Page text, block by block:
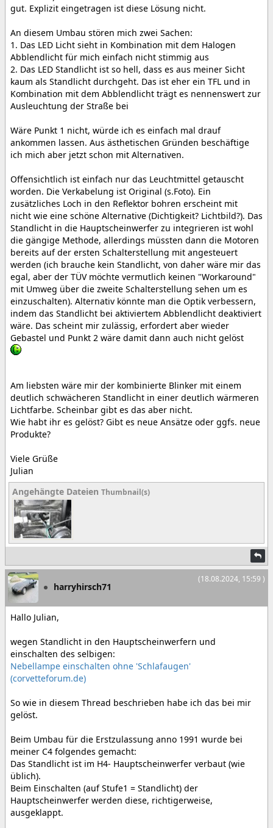
gut. Explizit eingetragen ist diese Lösung nicht.
An diesem Umbau stören mich zwei Sachen:
1. Das LED Licht sieht in Kombination mit dem Halogen
Abblendlicht für mich einfach nicht stimmig aus
2. Das LED Standlicht ist so hell, dass es aus meiner Sicht
kaum als Standlicht durchgeht. Das ist eher ein TFL und in
Kombination mit dem Abblendlicht trägt es nennenswert zur
Ausleuchtung der Straße bei
Wäre Punkt 1 nicht, würde ich es einfach mal drauf
ankommen lassen. Aus ästhetischen Gründen beschäftige
ich mich aber jetzt schon mit Alternativen.
Offensichtlich ist einfach nur das Leuchtmittel getauscht
worden. Die Verkabelung ist Original (s.Foto). Ein
zusätzliches Loch in den Reflektor bohren erscheint mit
nicht wie eine schöne Alternative (Dichtigkeit? Lichtbild?). Das
Standlicht in die Hauptscheinwerfer zu integrieren ist wohl
die gängige Methode, allerdings müssten dann die Motoren
bereits auf der ersten Schalterstellung mit angesteuert
werden (ich brauche kein Standlicht, von daher wäre mir das
egal, aber der TÜV möchte vermutlich keinen "Workaround"
mit Umweg über die zweite Schalterstellung sehen um es
einzuschalten). Alternativ könnte man die Optik verbessern,
indem das Standlicht bei aktiviertem Abblendlicht deaktiviert
wäre. Das scheint mir zulässig, erfordert aber wieder
Gebastel und Punkt 2 wäre damit dann auch nicht gelöst
Am liebsten wäre mir der kombinierte Blinker mit einem
deutlich schwächeren Standlicht in einer deutlich wärmeren
Lichtfarbe. Scheinbar gibt es das aber nicht.
Wie habt ihr es gelöst? Gibt es neue Ansätze oder ggfs. neue
Produkte?
Viele Grüße
Julian
Angehängte Dateien Thumbnail(s)
(18.08.2024, 15:59 )
harryhirsch71
Hallo Julian,
wegen Standlicht in den Hauptscheinwerfern und
einschalten des selbigen:
Nebellampe einschalten ohne 'Schlafaugen'
(corvetteforum.de)
So wie in diesem Thread beschrieben habe ich das bei mir
gelöst.
Beim Umbau für die Erstzulassung anno 1991 wurde bei
meiner C4 folgendes gemacht:
Das Standlicht ist im H4- Hauptscheinwerfer verbaut (wie
üblich).
Beim Einschalten (auf Stufe1 = Standlicht) der
Hauptscheinwerfer werden diese, richtigerweise,
ausgeklappt.